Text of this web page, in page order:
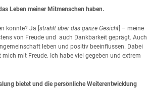
Leben meiner Mitmenschen haben.
konnte? Ja [ strahlt über das ganze Gesicht ] – meine
von Freude und auch Dankbarkeit geprägt. Auch
leben und positiv beeinflussen. Dabei
mit Freude. Ich habe viel gegeben und extrem
bietet und die persönliche Weiterentwicklung